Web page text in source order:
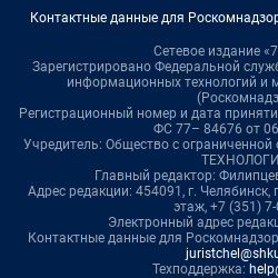
Контактные данные для
Сетевое издание
Зарегистрировано Федеральной
информационных технологий и
Регистрационный номер и дата
ФС 77– 84676 от
Учредитель: Общество с
Главный редактор:
Адрес редакции: 454091, г. Челябинск,
этаж, +7 (351)
Электронный адрес
Контактные данные для
Техподдержка: